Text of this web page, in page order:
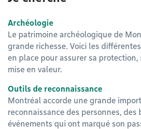
Archéologie
Le patrimoine archéologique de
grande richesse. Voici les
en place pour assurer sa protection,
mise en valeur.
Outils de reconnaissance
Montréal accorde une grande
reconnaissance des personnes, des
événements qui ont marqué son